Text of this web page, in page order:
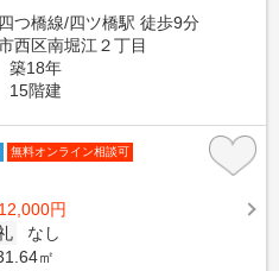
つ橋線/四ツ橋駅 徒歩9分
西区南堀江２丁目
築18年
15階建
無料オンライン相談可
円
なし
㎡